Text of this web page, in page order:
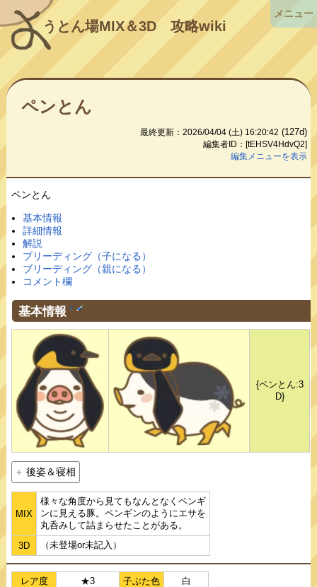
うとん場MIX＆3D攻略wiki
ペンとん
最終更新：2026/04/04 (土) 16:20:42 (127d)
編集者ID：[tEHSV4HdvQ2]
編集メニューを表示
ペンとん
基本情報
詳細情報
解説
ブリーディング（子になる）
ブリーディング（親になる）
コメント欄
基本情報 †
{ペンとん:3
D}
後姿＆寝相
MIX
様々な角度から見てもなんとなくペンギ
ンに見える豚。ペンギンのようにエサを
丸呑みして詰まらせたことがある。
3D
（未登場or未記入）
レア度 ★3 子ぶた色 白
メニュー